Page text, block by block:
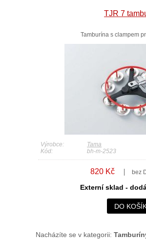
TJR 7
Tamburína s clampem
Výrobce:
Tama
Kód:
bh-m-2523
820 Kč bez
Externí sklad -
DO
Nacházíte se v kategorii: